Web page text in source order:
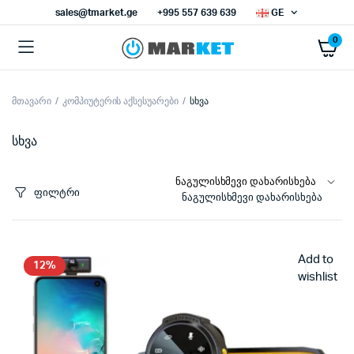
sales@tmarket.ge +995 557 639 639 GE
0
მთავარი კომპიუტერის აქსესუარები სხვა
სხვა
ფილტრი ნაგულისხმევი დახარისხება
12%
Add to
wishlist